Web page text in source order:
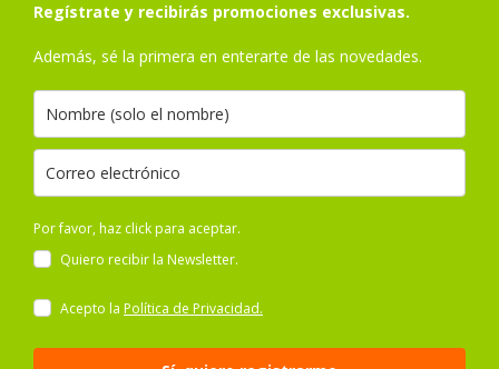
Regístrate y recibirás promociones exclusivas.
Además, sé la primera en enterarte de las novedades.
Por favor, haz click para aceptar.
Quiero recibir la Newsletter.
Acepto la Política de Privacidad.